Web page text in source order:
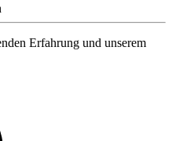
Erfahrung und unserem